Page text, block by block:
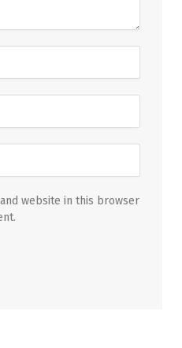
website in this browser